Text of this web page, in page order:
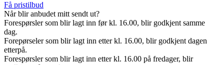
Få pristilbud
Når blir anbudet mitt sendt ut?
Forespørsler som blir lagt inn før kl. 16.00, blir godkjent samme
dag.
Forepørseler som blir lagt inn etter kl. 16.00, blir godkjent dagen
etterpå.
Forespørsler som blir lagt inn etter kl. 16.00 på fredager, blir